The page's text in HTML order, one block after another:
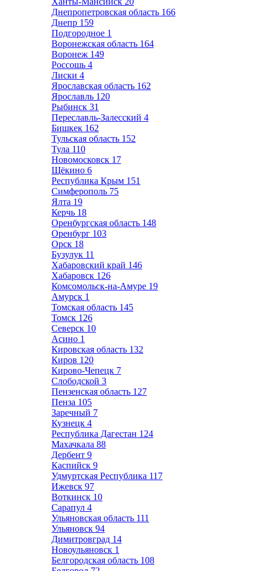
Днепропетровская область 166
Днепр 159
Подгородное 1
Воронежская область 164
Воронеж 149
Россошь 4
Лиски 4
Ярославская область 162
Ярославль 120
Рыбинск 31
Переславль-Залесский 4
Бишкек 162
Тульская область 152
Тула 110
Новомосковск 17
Щёкино 6
Республика Крым 151
Симферополь 75
Ялта 19
Керчь 18
Оренбургская область 148
Оренбург 103
Орск 18
Бузулук 11
Хабаровский край 146
Хабаровск 126
Комсомольск-на-Амуре 19
Амурск 1
Томская область 145
Томск 126
Северск 10
Асино 1
Кировская область 132
Киров 120
Кирово-Чепецк 7
Слободской 3
Пензенская область 127
Пенза 105
Заречный 7
Кузнецк 4
Республика Дагестан 124
Махачкала 88
Дербент 9
Каспийск 9
Удмуртская Республика 117
Ижевск 97
Воткинск 10
Сарапул 4
Ульяновская область 111
Ульяновск 94
Димитровград 14
Новоульяновск 1
Белгородская область 108